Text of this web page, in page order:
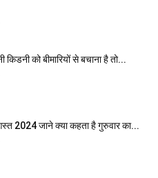
को बीमारियों से बचाना है तो...
2024 जाने क्या कहता है गुरुवार का...